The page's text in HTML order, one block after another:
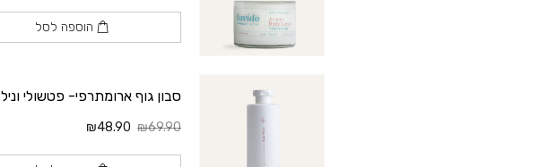
הוספה לסל
סבון גוף ארומתרפי- פטשולי וניל
₪69.90
₪48.90